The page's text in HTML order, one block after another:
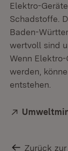
Elektro-
Schadstoffe.
Baden-
wertvoll sind
Wenn
werden,
entstehen.
Extern:
Zurück